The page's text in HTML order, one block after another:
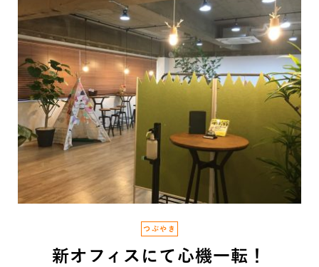
つぶやき
新オフィスにて心機一転！